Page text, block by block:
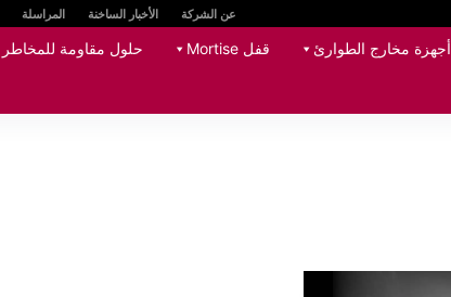
عن الشركة الأخبار الساخنة المراسلة
أجهزة مخارج الطوارئ قفل Mortise حلول مقاومة للمخاطر